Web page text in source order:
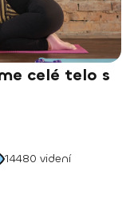
celé telo s
14480 videní